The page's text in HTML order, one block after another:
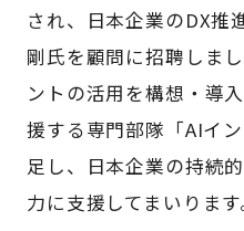
され、日本企業のDX推
剛氏を顧問に招聘しま
ントの活用を構想・導
援する専門部隊「AIイ
足し、日本企業の持続
力に支援してまいります